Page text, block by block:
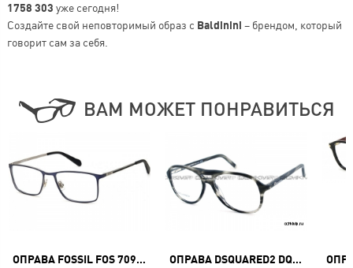
1758 303 уже сегодня!
Создайте свой неповторимый образ с Baldinini – брендом, который
говорит сам за себя.
ВАМ МОЖЕТ ПОНРАВИТЬСЯ
ОПРАВА FOSSIL FOS 7091/G PJP ОПРАВА DSQUARED2 DQ 5075 020